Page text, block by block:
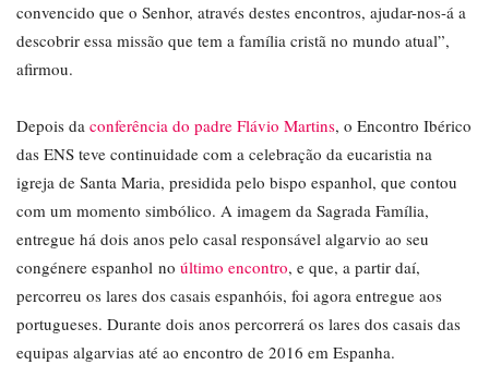
convencido que o Senhor, através destes encontros, ajudar-nos-á a
descobrir essa missão que tem a família cristã no mundo atual”,
afirmou.
Depois da conferência do padre Flávio Martins, o Encontro Ibérico
das ENS teve continuidade com a celebração da eucaristia na
igreja de Santa Maria, presidida pelo bispo espanhol, que contou
com um momento simbólico. A imagem da Sagrada Família,
entregue há dois anos pelo casal responsável algarvio ao seu
congénere espanhol no último encontro, e que, a partir daí,
percorreu os lares dos casais espanhóis, foi agora entregue aos
portugueses. Durante dois anos percorrerá os lares dos casais das
equipas algarvias até ao encontro de 2016 em Espanha.